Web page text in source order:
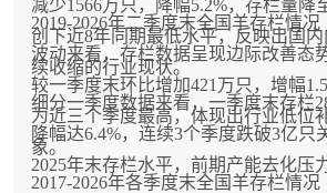
减少1566万只，降幅5.2%，存栏量降
创下近8年同期最低水平，反映出国
续收缩的行业现状。
2019-2026年二季度末全国羊存栏情
波动来看，存栏数据呈现边际改善态
较一季度末环比增加421万只，增幅
为近三个季度最高，体现出行业低位
象。
细分一季度数据来看，一季度末存栏
降幅达6.4%，连续3个季度跌破3亿只
2025年末存栏水平，前期产能去化压
2017-2026年各季度末全国羊存栏情